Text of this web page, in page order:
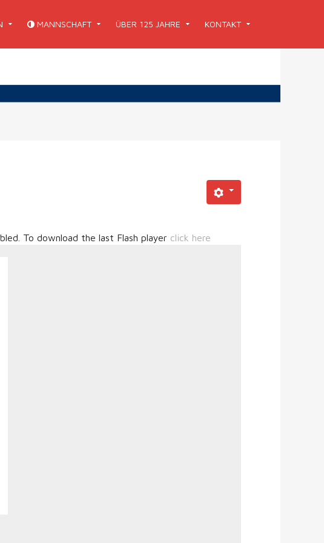
MANNSCHAFT ÜBER 125 JAHRE KONTAKT
To download the last Flash player click here